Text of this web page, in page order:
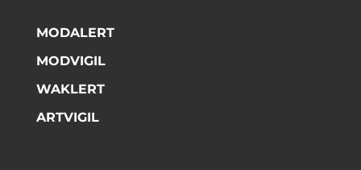
MODALERT
MODVIGIL
WAKLERT
ARTVIGIL